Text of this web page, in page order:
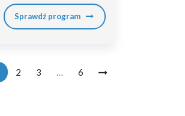
Sprawdź program
2 3 … 6